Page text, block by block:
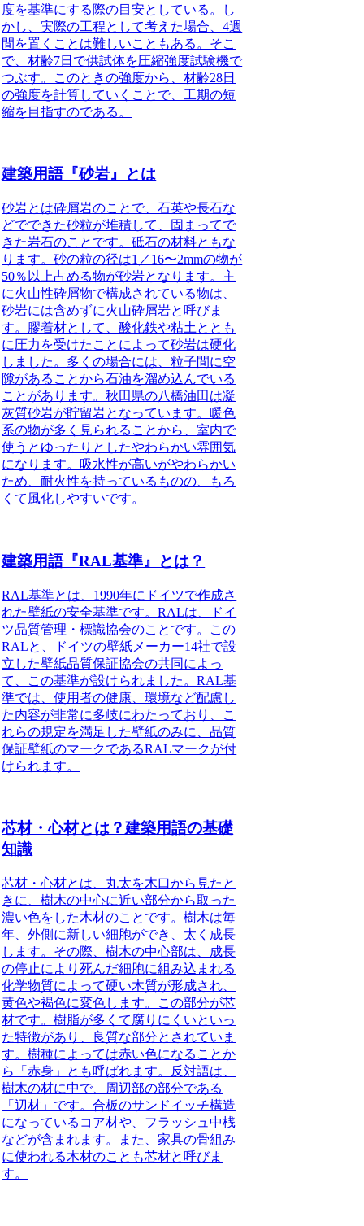
度を基準にする際の目安としている。し
かし、実際の工程として考えた場合、4週
間を置くことは難しいこともある。そこ
で、材齢7日で供試体を圧縮強度試験機で
つぶす。このときの強度から、材齢28日
の強度を計算していくことで、工期の短
縮を目指すのである。
建築用語『砂岩』とは
砂岩とは砕屑岩のこと で、石英や長石な
どでできた砂粒が堆積して、固まってで
きた岩石のことです。砥石の材料ともな
ります。砂の粒の径は1／16〜2mmの物が
50％以上占める物が砂岩となります。主
に火山性砕屑物で構成されている物は、
砂岩には含めずに火山砕屑岩と呼びま
す。膠着材として、酸化鉄や粘土ととも
に圧力を受けたことによって砂岩は硬化
しました。多くの場合には、粒子間に空
隙があることから石油を溜め込んでいる
ことがあります。秋田県の八橋油田は凝
灰質砂岩が貯留岩となっています。暖色
系の物が多く見られることから、室内で
使うとゆったりとしたやわらかい雰囲気
になります。吸水性が高いがやわらかい
ため、耐火性を持っているものの、もろ
くて風化しやすいです。
建築用語『RAL基準』とは？
RAL基準とは、1990年にドイツで作成さ
れた壁紙の安全基準です。RALは、ドイ
ツ品質管理・標識協会のことです。この
RALと、ドイツの壁紙メーカー14社で設
立した壁紙品質保証協会の共同によっ
て、この基準が設けられました。RAL基
準では、使用者の健康、環境など配慮し
た内容が非常に多岐にわたっており、こ
れらの規定を満足した壁紙のみに、品質
保証壁紙のマークであるRALマークが付
けられます。
芯材・心材とは？建築用語の基礎
知識
芯材・心材とは 、丸太を木口から見たと
きに、樹木の中心に近い部分から取った
濃い色をした木材のことです。樹木は毎
年、外側に新しい細胞ができ、太く成長
します。その際、樹木の中心部は、成長
の停止により死んだ細胞に組み込まれる
化学物質によって硬い木質が形成され、
黄色や褐色に変色します。この部分が芯
材です。樹脂が多くて腐りにくいといっ
た特徴があり、良質な部分とされていま
す。樹種によっては赤い色になることか
ら
「赤身」 とも呼ばれます。
反対語は、
樹木の材に中で、周辺部の部分である
「辺材」 です。合板のサンドイッチ構造
になっているコア材や、フラッシュ中桟
などが含まれます。また、家具の骨組み
に使われる木材のことも芯材と呼びま
す。